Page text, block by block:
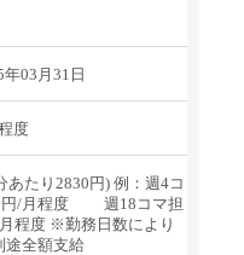
03月31日
度
あたり2830円) 例：週4コ
円/月程度 週18コマ担
程度 ※勤務日数により
途全額支給